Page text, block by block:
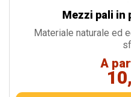
Mezzi pali in
Materiale naturale ed
A